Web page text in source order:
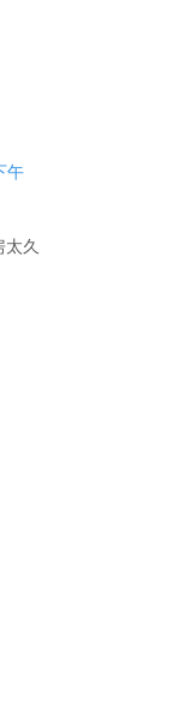
午
久